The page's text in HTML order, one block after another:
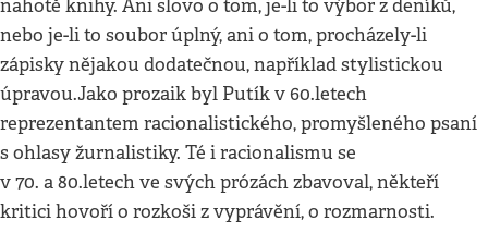
nahotě knihy. Ani slovo o tom, je-li to výbor z deníků,
nebo je-li to soubor úplný, ani o tom, procházely-li
zápisky nějakou dodatečnou, například stylistickou
úpravou.Jako prozaik byl Putík v 60.letech
reprezentantem racionalistického, promyšleného psaní
s ohlasy žurnalistiky. Té i racionalismu se
v 70. a 80.letech ve svých prózách zbavoval, někteří
kritici hovoří o rozkoši z vyprávění, o rozmarnosti.